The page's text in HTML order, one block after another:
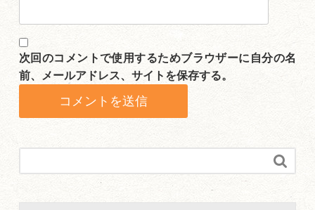
次回のコメントで使用するためブラウザーに自分の名
前、メールアドレス、サイトを保存する。
